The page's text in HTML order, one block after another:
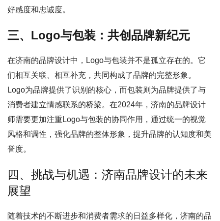
好感度和忠诚度。
三、Logo与包装：共创品牌新纪元
在济南的品牌设计中，Logo与包装并不是孤立存在的。它
们相互关联、相互补充，共同构成了品牌的完整形象。
Logo为品牌提供了识别的核心，而包装则为品牌提供了与
消费者建立情感联系的桥梁。在2024年，济南的品牌设计
师需要更加注重Logo与包装的协同作用，通过统一的视觉
风格和调性，强化品牌的整体形象，提升品牌的认知度和美
誉度。
四、挑战与机遇：济南品牌设计的未来
展望
随着技术的不断进步和消费者需求的日益多样化，济南的品